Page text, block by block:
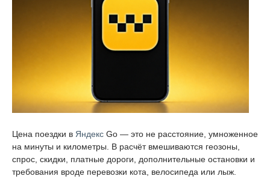
Цена поездки в Яндекс Go — это не расстояние, умноженное
на минуты и километры. В расчёт вмешиваются геозоны,
спрос, скидки, платные дороги, дополнительные остановки и
требования вроде перевозки кота, велосипеда или лыж.